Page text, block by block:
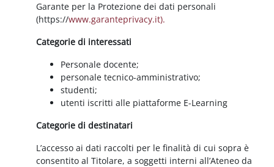
Garante per la Protezione dei dati personali
(https://www.garanteprivacy.it).
Categorie di interessati
Personale docente;
personale tecnico-amministrativo;
studenti;
utenti iscritti alle piattaforme E-Learning
Categorie di destinatari
L’accesso ai dati raccolti per le finalità di cui sopra è
consentito al Titolare, a soggetti interni all’Ateneo da